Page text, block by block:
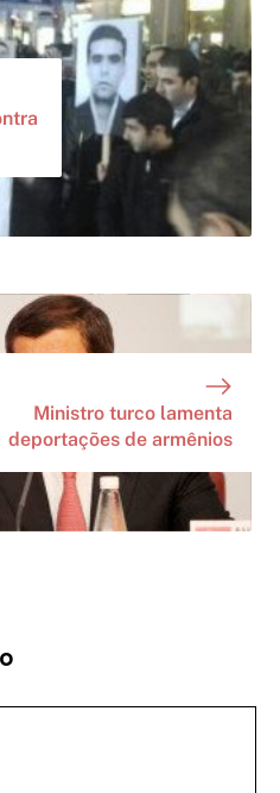
Ministro turco lamenta
deportações de armênios